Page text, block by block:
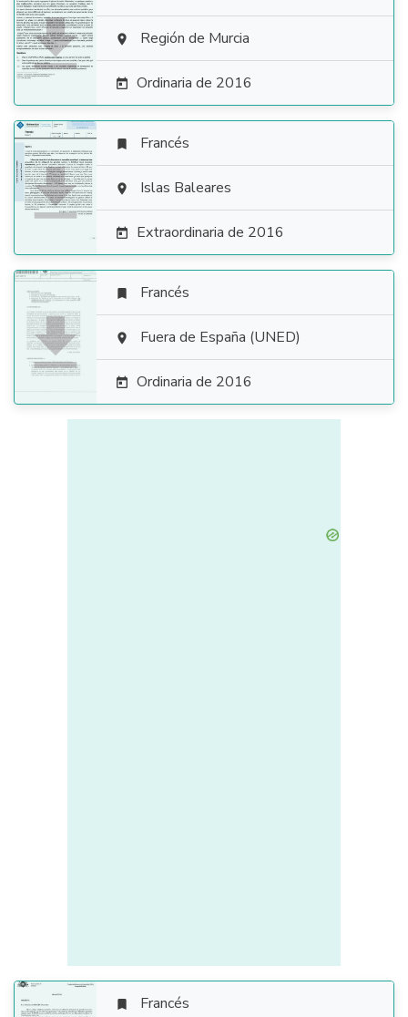
  Región de Murcia
 Ordinaria de 2016

 Francés
 Islas Baleares
 Extraordinaria de 2016

 Francés
 Fuera de España (UNED)
 Ordinaria de 2016
 Francés